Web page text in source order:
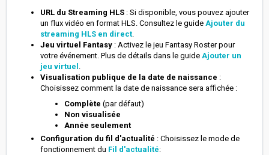
URL du Streaming HLS : Si disponible, vous pouvez ajouter
un flux vidéo en format HLS. Consultez le guide Ajouter du
streaming HLS en direct.
Jeu virtuel Fantasy : Activez le jeu Fantasy Roster pour
votre événement. Plus de détails dans le guide Ajouter un
jeu virtuel .
Visualisation publique de la date de naissance :
Choisissez comment la date de naissance sera affichée :
Complète (par défaut)
Non visualisée
Année seulement
Configuration du fil d'actualité : Choisissez le mode de
fonctionnement du Fil d'actualité: